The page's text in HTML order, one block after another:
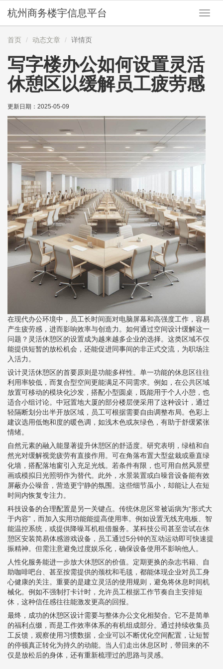
切
换
杭州商务楼宇信息平台
首页 动态文章 详情页
写字楼办公如何设置灵活
休憩区以缓解员工疲劳感
更新日期： 2025-05-09
在现代办公环境中，员工长时间面对电脑屏幕和高强度工作，容易
产生疲劳感，进而影响效率与创造力。如何通过空间设计缓解这一
问题？灵活休憩区的设置成为越来越多企业的选择。这类区域不仅
能提供短暂的放松机会，还能促进同事间的非正式交流，为职场注
入活力。
设计灵活休憩区的首要原则是功能多样性。单一功能的休息区往往
利用率较低，而复合型空间更能满足不同需求。例如，在公共区域
放置可移动的模块化沙发，搭配小型圆桌，既能用于个人小憩，也
适合小组讨论。中冠置地大厦的部分楼层便采用了这种设计，通过
轻隔断划分出半开放区域，员工可根据需要自由调整布局。色彩上
建议选用低饱和度的暖色调，如浅木色或灰绿色，有助于舒缓紧张
情绪。
自然元素的融入能显著提升休憩区的舒适度。研究表明，绿植和自
然光对缓解视觉疲劳有直接作用。可在角落布置大型盆栽或垂直绿
化墙，搭配落地窗引入充足光线。若条件有限，也可用自然风景壁
画或模拟日光照明作为替代。此外，水景装置或白噪音设备能有效
屏蔽办公噪音，营造更宁静的氛围。这些细节虽小，却能让人在短
时间内恢复专注力。
科技设备的合理配置是另一关键点。传统休息区常被诟病为“形式大
于内容”，而加入实用功能能提高使用率。例如设置无线充电板、智
能温控系统，或提供降噪耳机租借服务。某科技公司甚至尝试在休
憩区安装简易体感游戏设备，员工通过5分钟的互动运动即可快速提
振精神。但需注意避免过度娱乐化，确保设备使用不影响他人。
人性化服务能进一步放大休憩区的价值。定期更换的杂志书籍、自
助咖啡吧台、甚至按需提供的颈枕和毛毯，都能体现企业对员工身
心健康的关注。重要的是建立灵活的使用规则，避免将休息时间机
械化。例如不强制打卡计时，允许员工根据工作节奏自主安排短
休，这种信任感往往能激发更高的回报。
最终，成功的休憩区设计需要与整体办公文化相契合。它不是简单
的福利点缀，而是工作效率体系的有机组成部分。通过持续收集员
工反馈，观察使用习惯数据，企业可以不断优化空间配置，让短暂
的停顿真正转化为持久的动能。当人们走出休息区时，带回来的不
仅是放松后的身体，还有重新梳理过的思路与灵感。